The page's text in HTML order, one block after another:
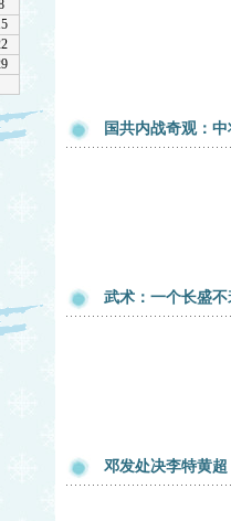
国共内战奇观：
武术：一个长盛
邓发处决李特黄超